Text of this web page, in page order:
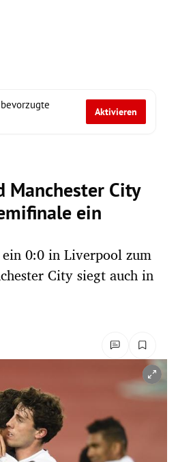
Aktivieren
Manchester City
ein
0:0 in Liverpool zum
City siegt auch in